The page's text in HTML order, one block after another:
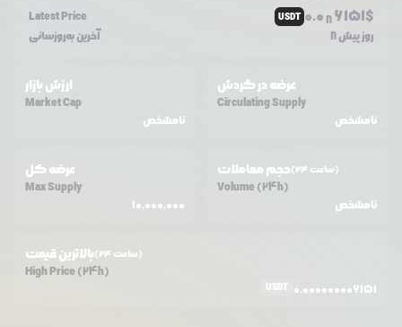
Latest Price
USDT 0.0 86151$
آخرین به‌روزسانی 8 روز پیش
ارزش بازار
Market Cap
نامشخص
عرضه در گردش
Circulating Supply
نامشخص
عرضه کل
Max Supply
10,000,000
حجم معاملات (24 ساعت)
Volume (24h)
نامشخص
بالاترین قیمت (24 ساعت)
High Price (24h)
USDT 0.000000006151